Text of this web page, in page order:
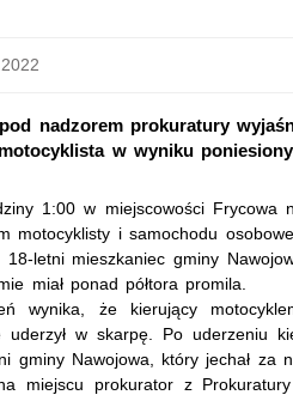
nadzorem prokuratury
w wyniku
1:00 w miejscowości
motocyklisty i samochodu
18-letni mieszkaniec gminy
miał ponad półtora promila.
wynika, że kierujący
uderzył w skarpę. Po uderzeniu
gminy Nawojowa, który jechał za
miejscu prokurator z